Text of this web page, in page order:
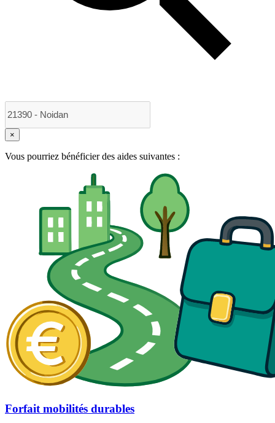
×
Vous pourriez bénéficier des aides suivantes :
Forfait mobilités durables